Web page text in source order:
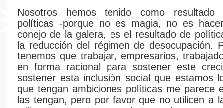
Nosotros hemos tenido como resultado
políticas -porque no es magia, no es
conejo de la galera, es el resultado de
la reducción del régimen de desocupación.
tenemos que trabajar, empresarios,
en forma racional para sostener este
sostener esta inclusión social que estamos
que tengan ambiciones políticas me parece
las tengan, pero por favor que no utilicen a